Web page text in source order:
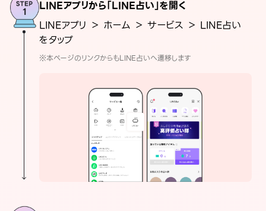
LINEアプリから「LINE占い」を開く
LINEアプリ ＞ ホーム ＞ サービス ＞ LINE占い
をタップ
※本ページのリンクからもLINE占いへ遷移します